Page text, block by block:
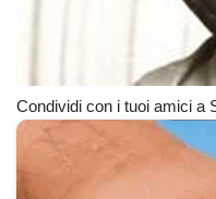
Condividi con i tuoi amici a